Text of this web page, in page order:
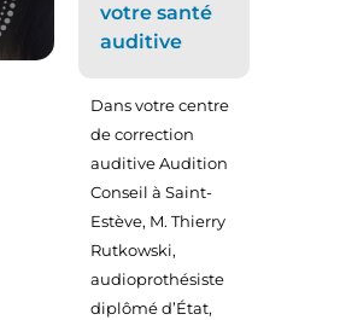
votre santé
auditive
Dans votre centre
de correction
auditive Audition
Conseil à Saint-
Estève, M. Thierry
Rutkowski,
audioprothésiste
diplômé d’État,